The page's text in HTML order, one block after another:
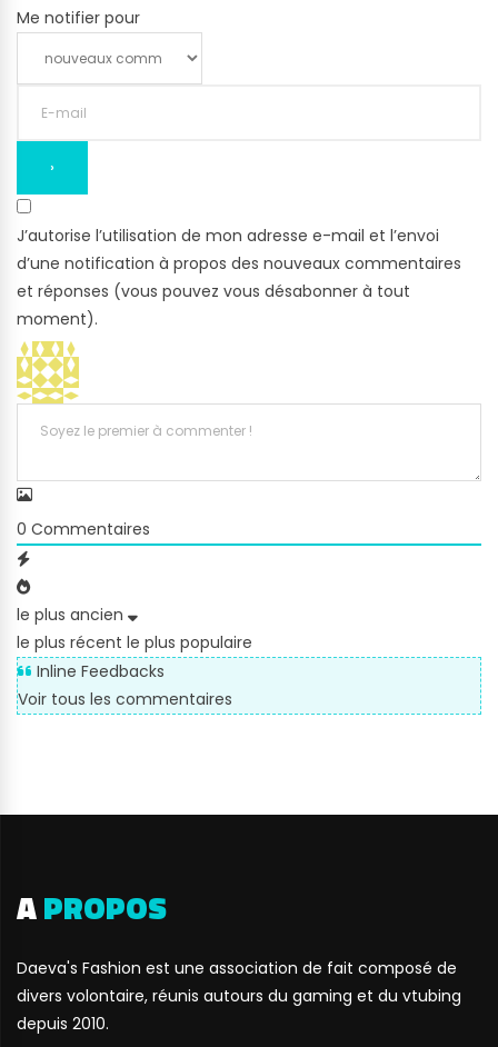
Me notifier pour
J’autorise l’utilisation de mon adresse e-mail et l’envoi
d’une notification à propos des nouveaux commentaires
et réponses (vous pouvez vous désabonner à tout
moment).
0 Commentaires
le plus ancien
le plus récent le plus populaire
Inline Feedbacks
Voir tous les commentaires
APROPOS
Daeva's Fashion est une association de fait composé de
divers volontaire, réunis autours du gaming et du vtubing
depuis 2010.